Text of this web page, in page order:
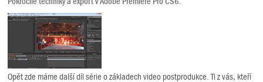
Opět zde máme další díl série o základech video postprodukce. Ti z vás, kteří